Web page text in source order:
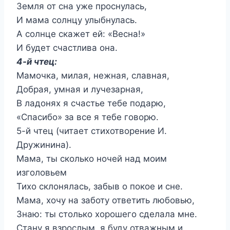
Земля от сна уже проснулась,
И мама солнцу улыбнулась.
А солнце скажет ей: «Весна!»
И будет счастлива она.
4-й чтец:
Мамочка, милая, нежная, славная,
Добрая, умная и лучезарная,
В ладонях я счастье тебе подарю,
«Спасибо» за все я тебе говорю.
5-й чтец (читает стихотворение И.
Дружинина).
Мама, ты сколько ночей над моим
изголовьем
Тихо склонялась, забыв о покое и сне.
Мама, хочу на заботу ответить любовью,
Знаю: ты столько хорошего сделала мне.
Стану я взрослым, я буду отважным и